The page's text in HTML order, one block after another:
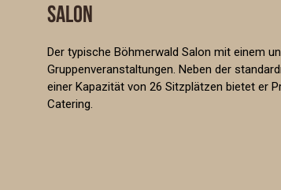
SALON
Der typische Böhmerwald Salon mit einem
Gruppenveranstaltungen. Neben der
einer Kapazität von 26 Sitzplätzen bietet er
Catering.